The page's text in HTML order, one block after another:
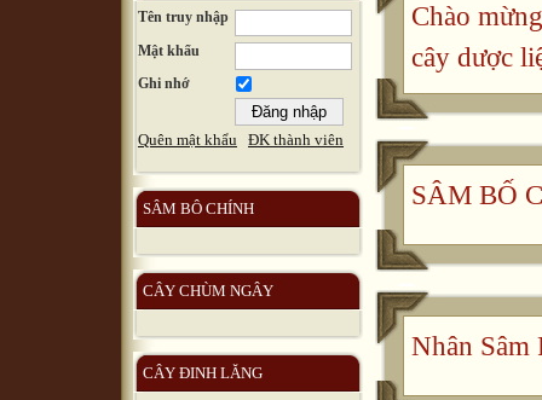
Tên truy nhập
Mật khẩu
Ghi nhớ
Quên mật khẩu ĐK thành viên
SÂM BÔ CHÍNH
CÂY CHÙM NGÂY
CÂY ĐINH LĂNG
Chào
cây dược
SÂM BỐ
Nhân Sâm